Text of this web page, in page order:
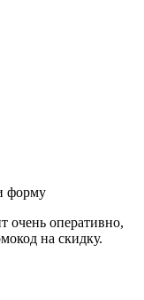
форму
очень оперативно,
на скидку.